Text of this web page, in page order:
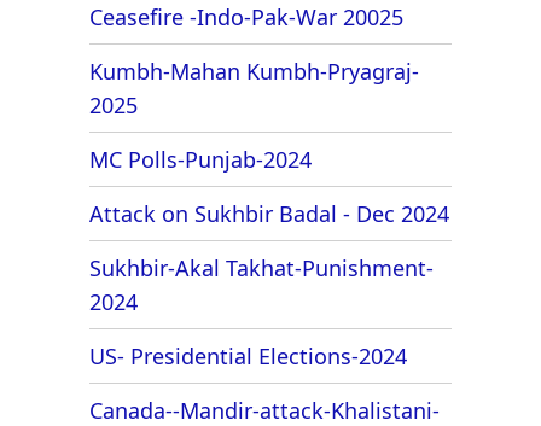
Ceasefire -Indo-Pak-War 20025
Kumbh-Mahan Kumbh-Pryagraj-
2025
MC Polls-Punjab-2024
Attack on Sukhbir Badal - Dec 2024
Sukhbir-Akal Takhat-Punishment-
2024
US- Presidential Elections-2024
Canada--Mandir-attack-Khalistani-